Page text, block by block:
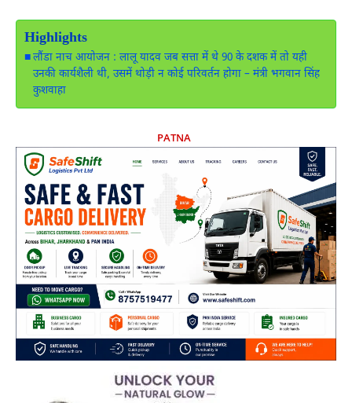
Highlights
लौंडा नाच आयोजन : लालू यादव जब सत्ता में थे 90 के दशक में तो यही
उनकी कार्यशैली थी, उसमें थोड़ी न कोई परिवर्तन होगा – मंत्री भगवान सिंह
कुशवाहा
PATNA